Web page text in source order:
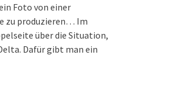
Foto von einer
zu produzieren… Im
über die Situation,
Dafür gibt man ein